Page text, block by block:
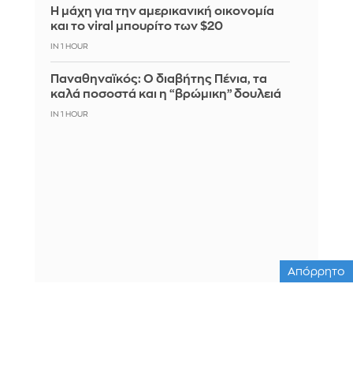
Η μάχη για την αμερικανική οικονομία
και το viral μπουρίτο των $20
IN 1 HOUR
Παναθηναϊκός: Ο διαβήτης Πένια, τα
καλά ποσοστά και η “βρώμικη” δουλειά
IN 1 HOUR
Απόρρητο